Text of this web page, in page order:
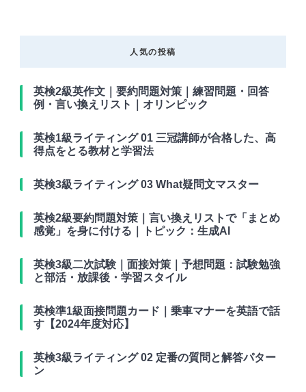
人気の投稿
英検2級英作文｜要約問題対策｜練習問題・回答
例・言い換えリスト｜オリンピック
英検1級ライティング 01 三冠講師が合格した、高
得点をとる教材と学習法
英検3級ライティング 03 What疑問文マスター
英検2級要約問題対策｜言い換えリストで「まとめ
感覚」を身に付ける｜トピック：生成AI
英検3級二次試験｜面接対策｜予想問題：試験勉強
と部活・放課後・学習スタイル
英検準1級面接問題カード｜乗車マナーを英語で話
す【2024年度対応】
英検3級ライティング 02 定番の質問と解答パター
ン